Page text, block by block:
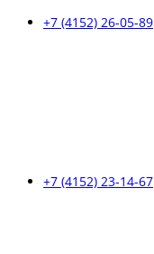
+7 (4152) 26-05-89
+7 (4152) 23-14-67